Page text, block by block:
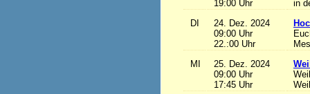
19:00 Uhr
in
DI
24. Dez. 2024
09:00 Uhr
22.:00 Uhr
MI
25. Dez. 2024
09:00 Uhr
17:45 Uhr